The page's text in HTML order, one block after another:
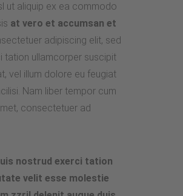
ut aliquip ex ea commodo
at vero et accumsan et
adipiscing elit, sed
tation ullamcorper suscipit
vel illum dolore eu feugiat
Nam liber tempor cum
consectetuer ad
nostrud exerci tation
velit esse molestie